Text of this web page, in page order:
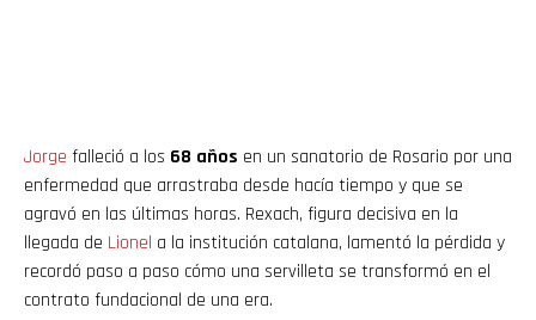
Jorge falleció a los 68 años en un sanatorio de Rosario por una
enfermedad que arrastraba desde hacía tiempo y que se
agravó en las últimas horas. Rexach, figura decisiva en la
llegada de Lionel a la institución catalana, lamentó la pérdida y
recordó paso a paso cómo una servilleta se transformó en el
contrato fundacional de una era.